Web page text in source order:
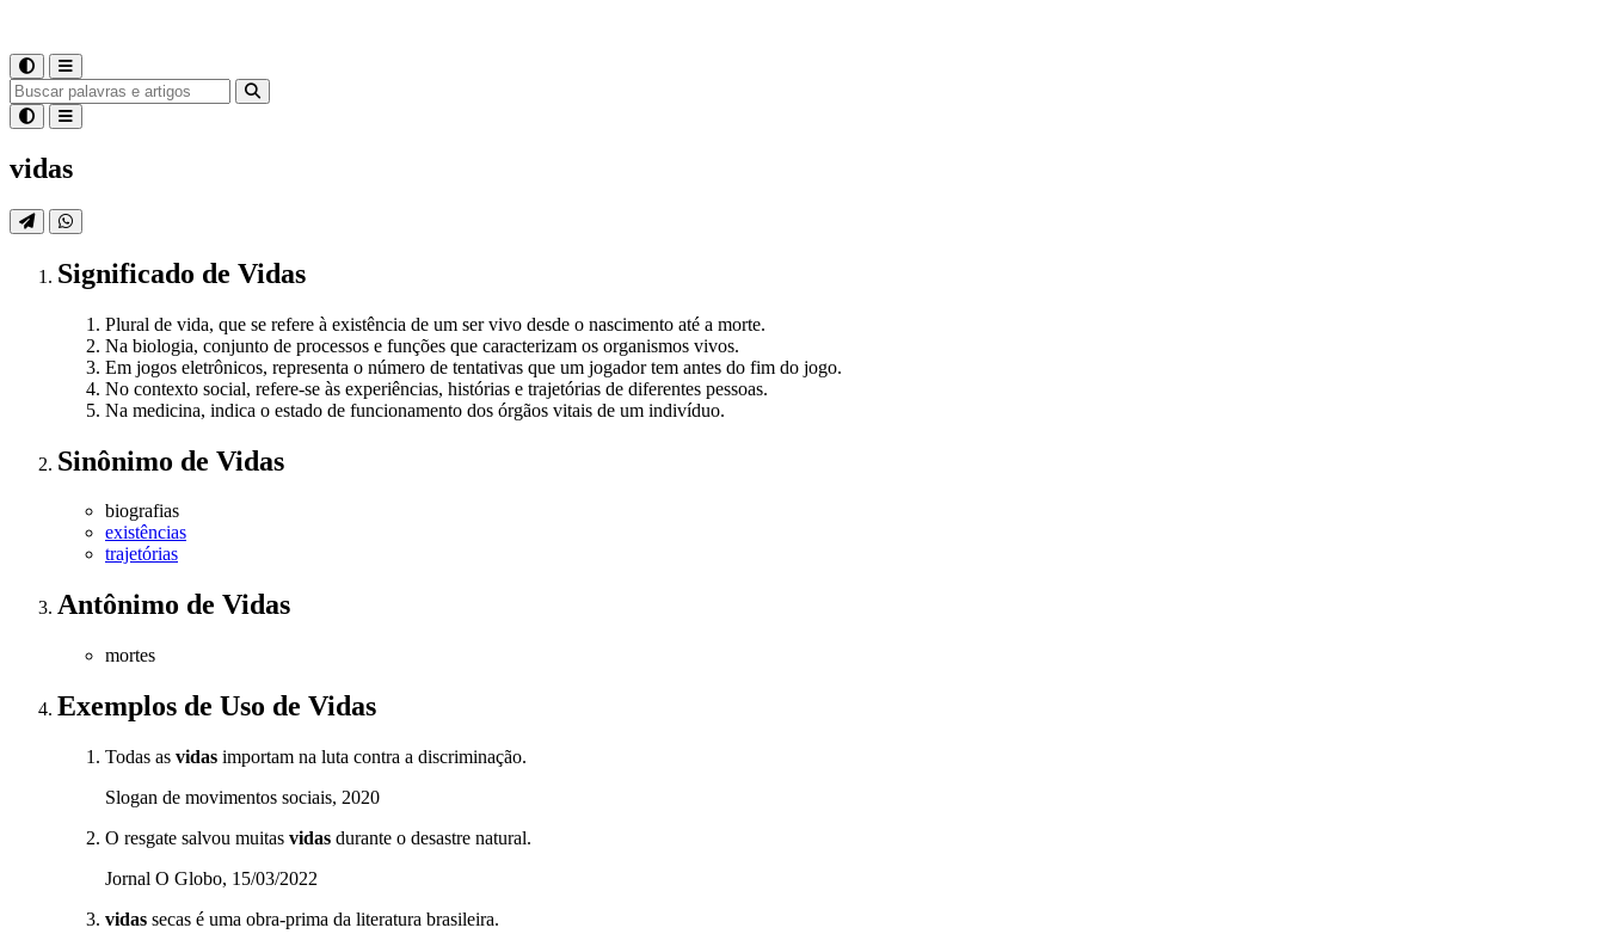
vidas
Significado de Vidas
Plural de vida, que se refere à existência de um ser vivo desde o nascimento até a morte.
Na biologia, conjunto de processos e funções que caracterizam os organismos vivos.
Em jogos eletrônicos, representa o número de tentativas que um jogador tem antes do fim do jogo.
No contexto social, refere-se às experiências, histórias e trajetórias de diferentes pessoas.
Na medicina, indica o estado de funcionamento dos órgãos vitais de um indivíduo.
Sinônimo de Vidas
biografias
existências
trajetórias
Antônimo de Vidas
mortes
Exemplos de Uso de Vidas
Todas as vidas importam na luta contra a discriminação.
Slogan de movimentos sociais, 2020
O resgate salvou muitas vidas durante o desastre natural.
Jornal O Globo, 15/03/2022
vidas secas é uma obra-prima da literatura brasileira.